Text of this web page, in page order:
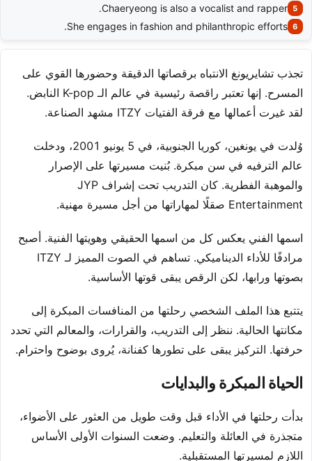
Chaeryeong is also a vocalist and rapper.
She engages in fashion and philanthropic efforts.
تجذب تشايريونغ الانتباه برقصاتها الدقيقة وحضورها القوي على
المسرح. إنها تعتبر راقصة رئيسية في عالم الـ K-pop النابض.
لقد غيرت أعمالها مع فرقة الفتيات ITZY مشهد الصناعة.
وُلدت في يونغين، كوريا الجنوبية، في 5 يونيو 2001، ودخلت
عالم الترفيه في سن مبكرة. بُنيت مسيرتها على الإصرار
والموهبة الفطرية. كان التدريب تحت إشراف JYP
Entertainment صقلًا لمهاراتها من أجل مسيرة مهنية.
اسمها الفني يعكس كل من اسمها الحقيقي وهويتها الفنية. أصبح
مرادفًا للأداء الديناميكي. تساهم في الصوت المميز لـ ITZY
بصوتها ورابها، لكن الرقص يبقى قوتها الأساسية.
يتتبع هذا الملف الشخصي رحلتها من المنافسات المبكرة إلى
مكانتها الحالية. ننظر إلى التدريب، والقرارات، والمعالم التي تحدد
حرفتها. التركيز يبقى على تطورها كفنانة، يُروى بوضوح واحترام.
الحياة المبكرة والبدايات
بدأت رحلتها في الأداء قبل وقت طويل من العثور على الأضواء،
متجذرة في العائلة والتعليم. وضعت السنوات الأولى الأساس
اللازم لمسيرتها المستقبلية.